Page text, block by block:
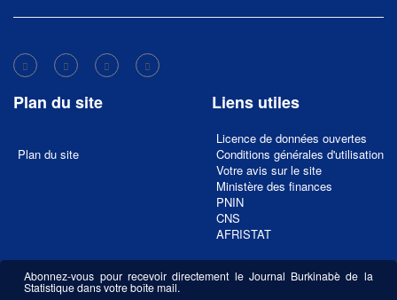
Plan du site
Plan du site
Liens utiles
Licence de données ouvertes
Conditions générales d'utilisation
Votre avis sur le site
Ministère des finances
PNIN
CNS
AFRISTAT
Abonnez-vous pour recevoir directement le Journal Burkinabè de la
Statistique dans votre boîte mail.